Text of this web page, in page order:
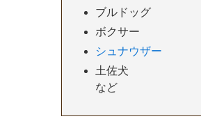
ブルドッグ
ボクサー
シュナウザー
土佐犬
など